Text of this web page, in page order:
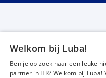
Werken bij Luba
Welkom bij Luba!
Ben je op zoek naar een leuke
partner in HR? Welkom bij